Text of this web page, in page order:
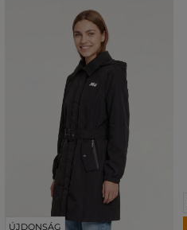
ÚJDONSÁG